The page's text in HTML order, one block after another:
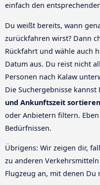
einfach den
Du weißt bereits, wann
zurückfahren wirst? Dann
Rückfahrt und wähle auch
Datum aus. Du reist nicht
Personen nach Kalaw
Die Suchergebnisse kannst
und Ankunftszeit sortieren
oder Anbietern filtern.
Bedürfnissen.
Übrigens: Wir zeigen dir,
zu anderen
Flugzeug an, mit denen Du